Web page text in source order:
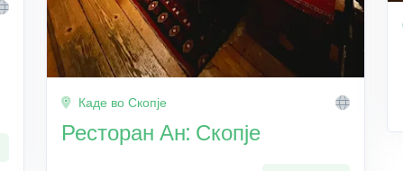
Каде во Скопје
Ресторан Ан: Скопје